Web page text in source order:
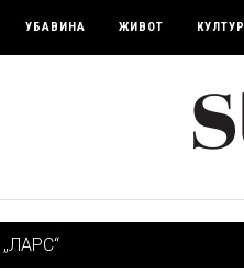
УБАВИНА ЖИВОТ
„ЛАРС“